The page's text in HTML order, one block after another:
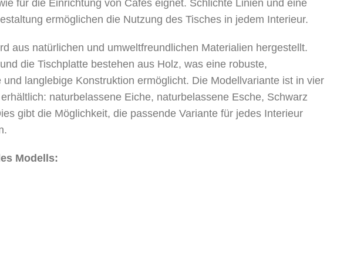
für die Einrichtung von Cafés eignet. Schlichte Linien und eine
ermöglichen die Nutzung des Tisches in jedem Interieur.
aus natürlichen und umweltfreundlichen Materialien hergestellt.
die Tischplatte bestehen aus Holz, was eine robuste,
und langlebige Konstruktion ermöglicht. Die Modellvariante ist in vier
naturbelassene Eiche, naturbelassene Esche, Schwarz
gibt die Möglichkeit, die passende Variante für jedes Interieur
Modells: